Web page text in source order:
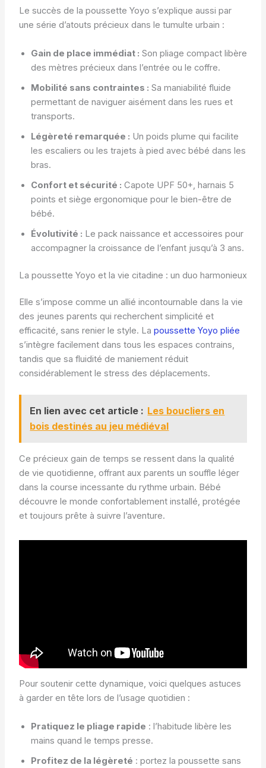
Le succès de la poussette Yoyo s’explique aussi par
une série d’atouts précieux dans le tumulte urbain :
Gain de place immédiat : Son pliage compact libère
des mètres précieux dans l’entrée ou le coffre.
Mobilité sans contraintes : Sa maniabilité fluide
permettant de naviguer aisément dans les rues et
transports.
Légèreté remarquée : Un poids plume qui facilite
les escaliers ou les trajets à pied avec bébé dans les
bras.
Confort et sécurité : Capote UPF 50+, harnais 5
points et siège ergonomique pour le bien-être de
bébé.
Évolutivité : Le pack naissance et accessoires pour
accompagner la croissance de l’enfant jusqu’à 3 ans.
La poussette Yoyo et la vie citadine : un duo harmonieux
Elle s’impose comme un allié incontournable dans la vie
des jeunes parents qui recherchent simplicité et
efficacité, sans renier le style. La poussette Yoyo pliée
s’intègre facilement dans tous les espaces contrains,
tandis que sa fluidité de maniement réduit
considérablement le stress des déplacements.
En lien avec cet article : Les boucliers en
bois destinés au jeu médiéval
Ce précieux gain de temps se ressent dans la qualité
de vie quotidienne, offrant aux parents un souffle léger
dans la course incessante du rythme urbain. Bébé
découvre le monde confortablement installé, protégée
et toujours prête à suivre l’aventure.
Pour soutenir cette dynamique, voici quelques astuces
à garder en tête lors de l’usage quotidien :
Pratiquez le pliage rapide : l’habitude libère les
mains quand le temps presse.
Profitez de la légèreté : portez la poussette sans